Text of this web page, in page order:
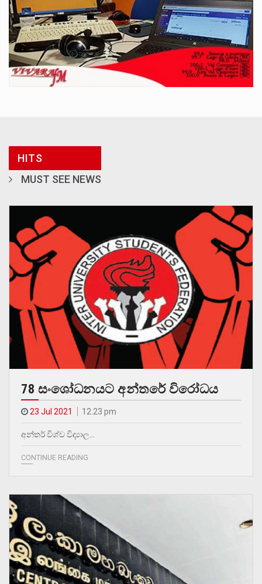
HITS
MUST SEE NEWS
78 සංශෝධනයට අන්තරේ විරෝධය
23 Jul 2021 12.23 pm
අන්තර් විශ්ව විද්‍යාල…
CONTINUE READING